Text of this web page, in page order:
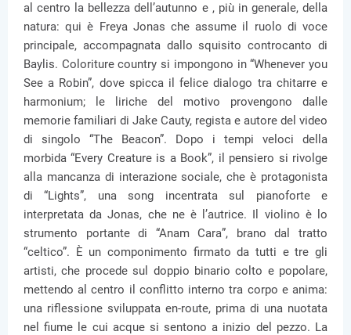
al centro la bellezza dell’autunno e , più in generale, della
natura: qui è Freya Jonas che assume il ruolo di voce
principale, accompagnata dallo squisito controcanto di
Baylis. Coloriture country si impongono in “Whenever you
See a Robin”, dove spicca il felice dialogo tra chitarre e
harmonium; le liriche del motivo provengono dalle
memorie familiari di Jake Cauty, regista e autore del video
di singolo “The Beacon”. Dopo i tempi veloci della
morbida “Every Creature is a Book”, il pensiero si rivolge
alla mancanza di interazione sociale, che è protagonista
di “Lights”, una song incentrata sul pianoforte e
interpretata da Jonas, che ne è l’autrice. Il violino è lo
strumento portante di “Anam Cara”, brano dal tratto
“celtico”. È un componimento firmato da tutti e tre gli
artisti, che procede sul doppio binario colto e popolare,
mettendo al centro il conflitto interno tra corpo e anima:
una riflessione sviluppata en-route, prima di una nuotata
nel fiume le cui acque si sentono a inizio del pezzo. La